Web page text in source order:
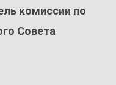
комиссии по
Совета